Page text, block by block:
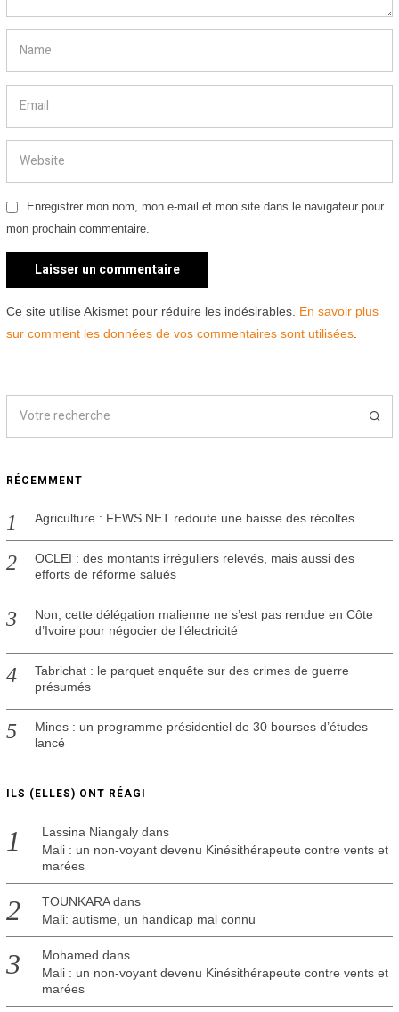
Enregistrer mon nom, mon e-mail et mon site dans le navigateur pour
mon prochain commentaire.
Ce site utilise Akismet pour réduire les indésirables. En savoir plus
sur comment les données de vos commentaires sont utilisées.
RÉCEMMENT
Agriculture : FEWS NET redoute une baisse des récoltes
OCLEI : des montants irréguliers relevés, mais aussi des
efforts de réforme salués
Non, cette délégation malienne ne s’est pas rendue en Côte
d’Ivoire pour négocier de l’électricité
Tabrichat : le parquet enquête sur des crimes de guerre
présumés
Mines : un programme présidentiel de 30 bourses d’études
lancé
ILS (ELLES) ONT RÉAGI
Lassina Niangalydans
Mali : un non-voyant devenu Kinésithérapeute contre vents et
marées
TOUNKARAdans
Mali: autisme, un handicap mal connu
Mohamed dans
Mali : un non-voyant devenu Kinésithérapeute contre vents et
marées